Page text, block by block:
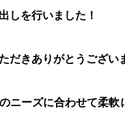
しを行いました！
だきありがとうござい
ニーズに合わせて柔軟